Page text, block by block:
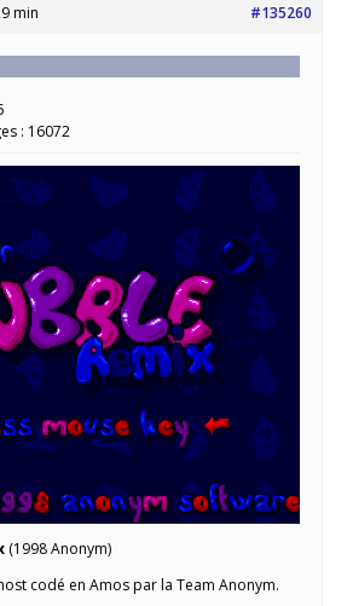
min #135260
: 16072
(1998 Anonym)
codé en Amos par la Team Anonym.